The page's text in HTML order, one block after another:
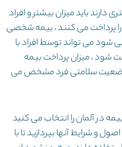
دارند باید میزان بیشتر و افراد
را پرداخت می کنند ، بیمه شخصی
شود می تواند توسط افراد با
شود ، میزان پرداخت بیمه
سلامتی فرد مشخص می
در آلمان را انتخاب می کنید
و شرایط آنها بپردازید تا با